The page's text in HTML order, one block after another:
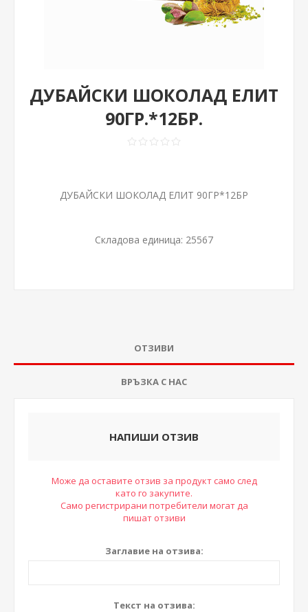
ДУБАЙСКИ ШОКОЛАД ЕЛИТ
90ГР.*12БР.
ДУБАЙСКИ ШОКОЛАД ЕЛИТ 90ГР*12БР
Складова единица: 25567
ОТЗИВИ
ВРЪЗКА С НАС
НАПИШИ ОТЗИВ
Може да оставите отзив за продукт само след
като го закупите.
Само регистрирани потребители могат да
пишат отзиви
Заглавие на отзива:
Текст на отзива: